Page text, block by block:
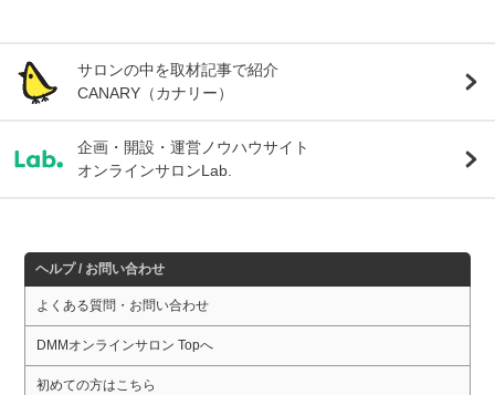
サロンの中を取材記事で紹介
CANARY（カナリー）
企画・開設・運営ノウハウサイト
オンラインサロンLab.
ヘルプ / お問い合わせ
よくある質問・お問い合わせ
DMMオンラインサロン Topへ
初めての方はこちら